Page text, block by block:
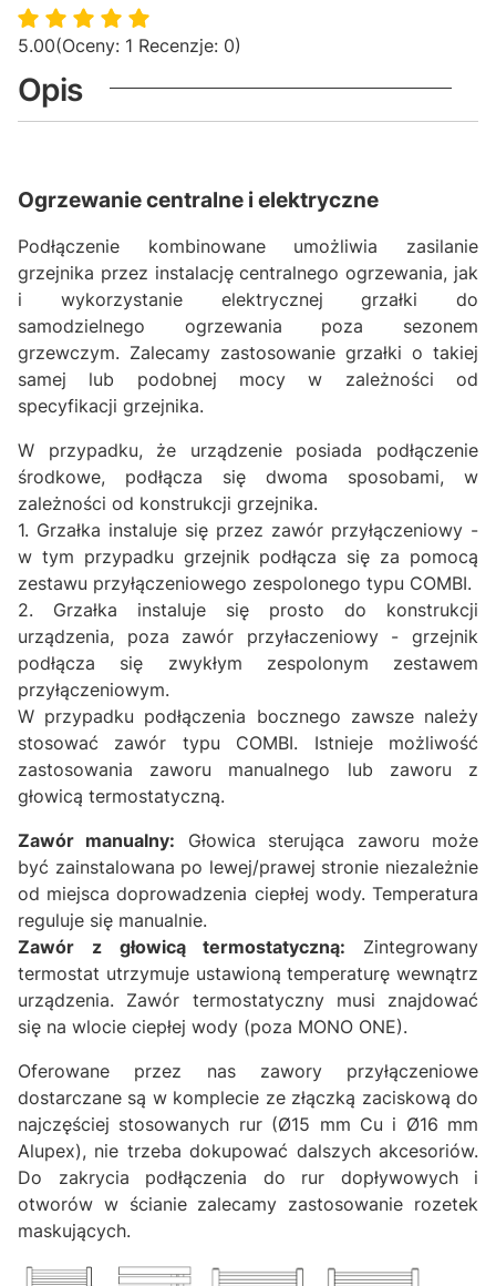
5.00(Oceny: 1 Recenzje: 0)
Opis
Ogrzewanie centralne i elektryczne
Podłączenie kombinowane umożliwia zasilanie
grzejnika przez instalację centralnego ogrzewania, jak
i wykorzystanie elektrycznej grzałki do
samodzielnego ogrzewania poza sezonem
grzewczym. Zalecamy zastosowanie grzałki o takiej
samej lub podobnej mocy w zależności od
specyfikacji grzejnika.
W przypadku, że urządzenie posiada podłączenie
środkowe, podłącza się dwoma sposobami, w
zależności od konstrukcji grzejnika.
1. Grzałka instaluje się przez zawór przyłączeniowy -
w tym przypadku grzejnik podłącza się za pomocą
zestawu przyłączeniowego zespolonego typu COMBI.
2. Grzałka instaluje się prosto do konstrukcji
urządzenia, poza zawór przyłaczeniowy - grzejnik
podłącza się zwykłym zespolonym zestawem
przyłączeniowym.
W przypadku podłączenia bocznego zawsze należy
stosować zawór typu COMBI. Istnieje możliwość
zastosowania zaworu manualnego lub zaworu z
głowicą termostatyczną.
Zawór manualny: Głowica sterująca zaworu może
być zainstalowana po lewej/prawej stronie niezależnie
od miejsca doprowadzenia ciepłej wody. Temperatura
reguluje się manualnie.
Zawór z głowicą termostatyczną: Zintegrowany
termostat utrzymuje ustawioną temperaturę wewnątrz
urządzenia. Zawór termostatyczny musi znajdować
się na wlocie ciepłej wody (poza MONO ONE).
Oferowane przez nas zawory przyłączeniowe
dostarczane są w komplecie ze złączką zaciskową do
najczęściej stosowanych rur (Ø15 mm Cu i Ø16 mm
Alupex), nie trzeba dokupować dalszych akcesoriów.
Do zakrycia podłączenia do rur dopływowych i
otworów w ścianie zalecamy zastosowanie rozetek
maskujących.